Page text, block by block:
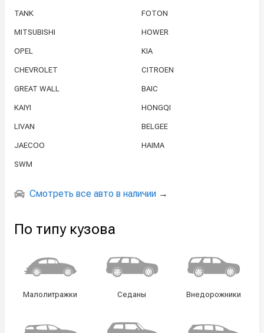
TANK FOTON
MITSUBISHI HOWER
OPEL KIA
CHEVROLET CITROEN
GREAT WALL BAIC
KAIYI HONGQI
LIVAN BELGEE
JAECOO HAIMA
SWM
Смотреть все авто в наличии →
По типу кузова
Малолитражки Седаны Внедорожники